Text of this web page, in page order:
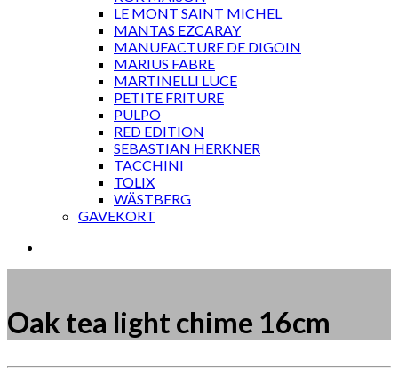
LE MONT SAINT MICHEL
MANTAS EZCARAY
MANUFACTURE DE DIGOIN
MARIUS FABRE
MARTINELLI LUCE
PETITE FRITURE
PULPO
RED EDITION
SEBASTIAN HERKNER
TACCHINI
TOLIX
WÄSTBERG
GAVEKORT
Oak tea light chime 16cm